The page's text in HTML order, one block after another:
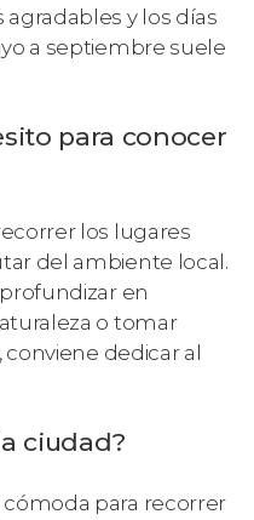
y los días
a septiembre suele
para conocer
los lugares
del ambiente local.
en
o tomar
dedicar al
ciudad?
para recorrer